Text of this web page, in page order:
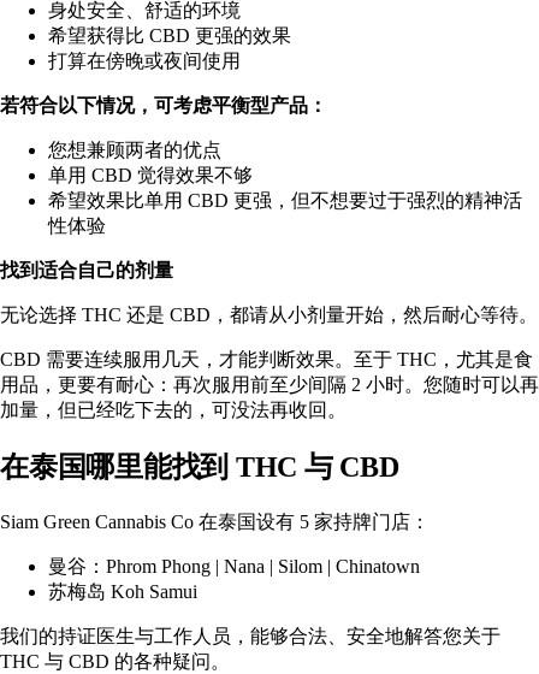
身处安全、舒适的环境
希望获得比 CBD 更强的效果
打算在傍晚或夜间使用
若符合以下情况，可考虑平衡型产品：
您想兼顾两者的优点
单用 CBD 觉得效果不够
希望效果比单用 CBD 更强，但不想要过于强烈的精神活
性体验
找到适合自己的剂量
无论选择 THC 还是 CBD，都请从小剂量开始，然后耐心等待。
CBD 需要连续服用几天，才能判断效果。至于 THC，尤其是食
用品，更要有耐心：再次服用前至少间隔 2 小时。您随时可以再
加量，但已经吃下去的，可没法再收回。
在泰国哪里能找到 THC 与 CBD
Siam Green Cannabis Co 在泰国设有 5 家持牌门店：
曼谷： Phrom Phong | Nana | Silom | Chinatown
苏梅岛 Koh Samui
我们的持证医生与工作人员，能够合法、安全地解答您关于
THC 与 CBD 的各种疑问。